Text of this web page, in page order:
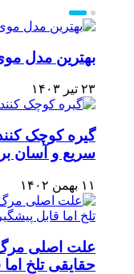
بهترین مدل
۲۳ تیر ۱۴۰۳
گیره کوچک
سریع و آسان
۱۱ بهمن ۱۴۰۲
علت اصلی مرگ
حقایقی تلخ